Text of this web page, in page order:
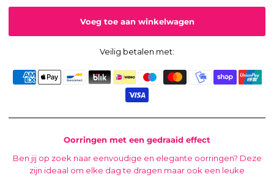
Veilig betalen met:
Oorringen met een gedraaid effect
Ben jij op zoek naar eenvoudige en elegante oorringen? Deze
zijn ideaal om elke dag te dragen maar ook een leuke